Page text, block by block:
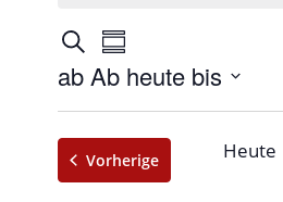
Veranstaltungen
Suche
und
Ansichten,
Navigation
SucheVeranstaltung
Ansichten-
Navigation
Zusammenfassung
ab Ab heute bis
Datum
auswählen.
VorherigeVeranstaltungen
Heute